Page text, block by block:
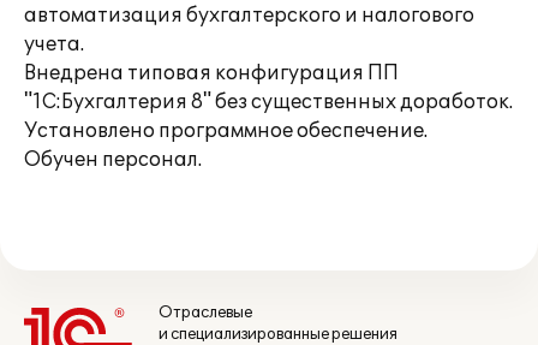
автоматизация бухгалтерского и налогового
учета.
Внедрена типовая конфигурация ПП
"1С:Бухгалтерия 8" без существенных доработок.
Установлено программное обеспечение.
Обучен персонал.
Отраслевые
и специализированные решения